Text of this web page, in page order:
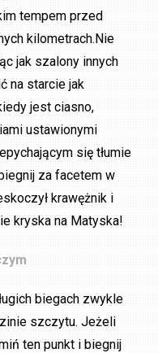
tempem przed
kilometrach.Nie
jak szalony innych
na starcie jak
jest ciasno,
ustawionymi
się tłumie
za facetem w
krawężnik i
kryska na Matyska!
biegach zwykle
szczytu. Jeżeli
ten punkt i biegnij